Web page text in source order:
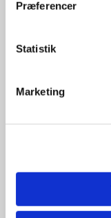
Præferencer
Statistik
Marketing